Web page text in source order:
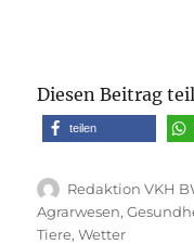
Diesen Beitrag
teilen
Autor
Redaktion VKH
Agrarwesen,
Tiere,Wetter